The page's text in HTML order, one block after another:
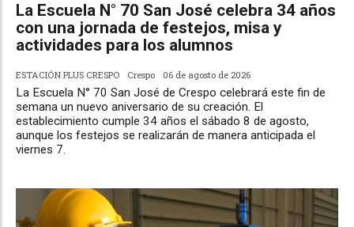
La Escuela N° 70 San José celebra 34 años
con una jornada de festejos, misa y
actividades para los alumnos
ESTACIÓN PLUS CRESPO Crespo 06 de agosto de 2026
La Escuela N° 70 San José de Crespo celebrará este fin de
semana un nuevo aniversario de su creación. El
establecimiento cumple 34 años el sábado 8 de agosto,
aunque los festejos se realizarán de manera anticipada el
viernes 7.